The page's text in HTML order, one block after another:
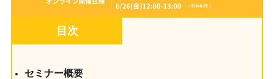
目次
セミナー概要